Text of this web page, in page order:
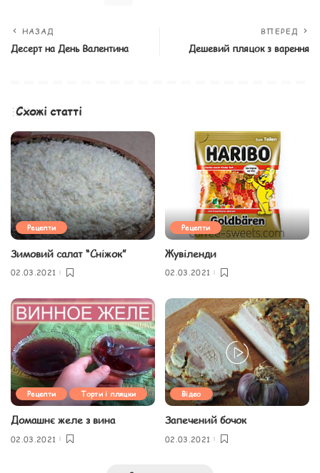
НАЗАД
Десерт на День Валентина
ВПЕРЕД
Дешевий пляцок з варення
Схожі статті
Рецепти
Зимовий салат “Сніжок”
02.03.2021
Рецепти
Жувіленди
02.03.2021
Рецепти Торти і пляцки
Домашнє желе з вина
02.03.2021
Відео
Запечений бочок
02.03.2021